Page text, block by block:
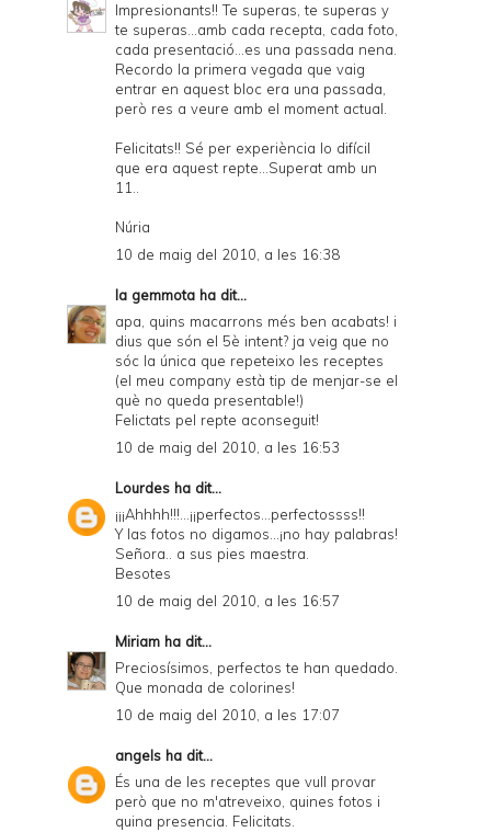
Impresionants!! Te superas, te superas y
te superas...amb cada recepta, cada foto,
cada presentació...es una passada nena.
Recordo la primera vegada que vaig
entrar en aquest bloc era una passada,
però res a veure amb el moment actual.
Felicitats!! Sé per experiència lo difícil
que era aquest repte...Superat amb un
11..
Núria
10 de maig del 2010, a les 16:38
la gemmota ha dit...
apa, quins macarrons més ben acabats! i
dius que són el 5è intent? ja veig que no
sóc la única que repeteixo les receptes
(el meu company està tip de menjar-se el
què no queda presentable!)
Felictats pel repte aconseguit!
10 de maig del 2010, a les 16:53
Lourdes ha dit...
¡¡¡Ahhhh!!!...¡¡perfectos...perfectossss!!
Y las fotos no digamos...¡no hay palabras!
Señora.. a sus pies maestra.
Besotes
10 de maig del 2010, a les 16:57
Miriam ha dit...
Preciosísimos, perfectos te han quedado.
Que monada de colorines!
10 de maig del 2010, a les 17:07
angels ha dit...
És una de les receptes que vull provar
però que no m'atreveixo, quines fotos i
quina presencia. Felicitats.